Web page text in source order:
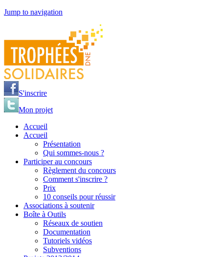
Jump to navigation
S'inscrire
Mon projet
Accueil
Accueil
Présentation
Qui sommes-nous ?
Participer au concours
Règlement du concours
Comment s'inscrire ?
Prix
10 conseils pour réussir
Associations à soutenir
Boîte à Outils
Réseaux de soutien
Documentation
Tutoriels vidéos
Subventions